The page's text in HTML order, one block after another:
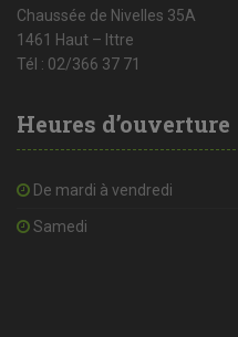
Chaussée de Nivelles 35A
1461 Haut – Ittre
Tél : 02/366 37 71
Heures d’ouverture
De mardi à vendredi
Samedi